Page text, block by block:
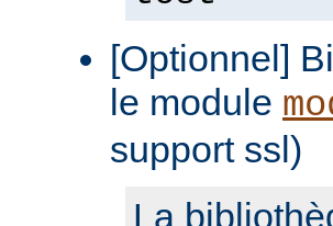
[Optionnel]
le module
support ssl)
La